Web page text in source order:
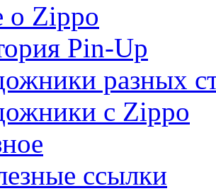
о Zippo
Pin-Up
разных
с Zippo
ссылки